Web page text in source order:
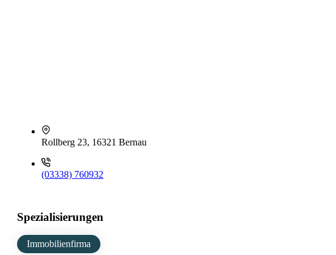
Rollberg 23, 16321 Bernau
(03338) 760932
Spezialisierungen
Immobilienfirma